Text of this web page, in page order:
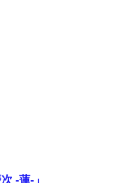
-蓮- 」